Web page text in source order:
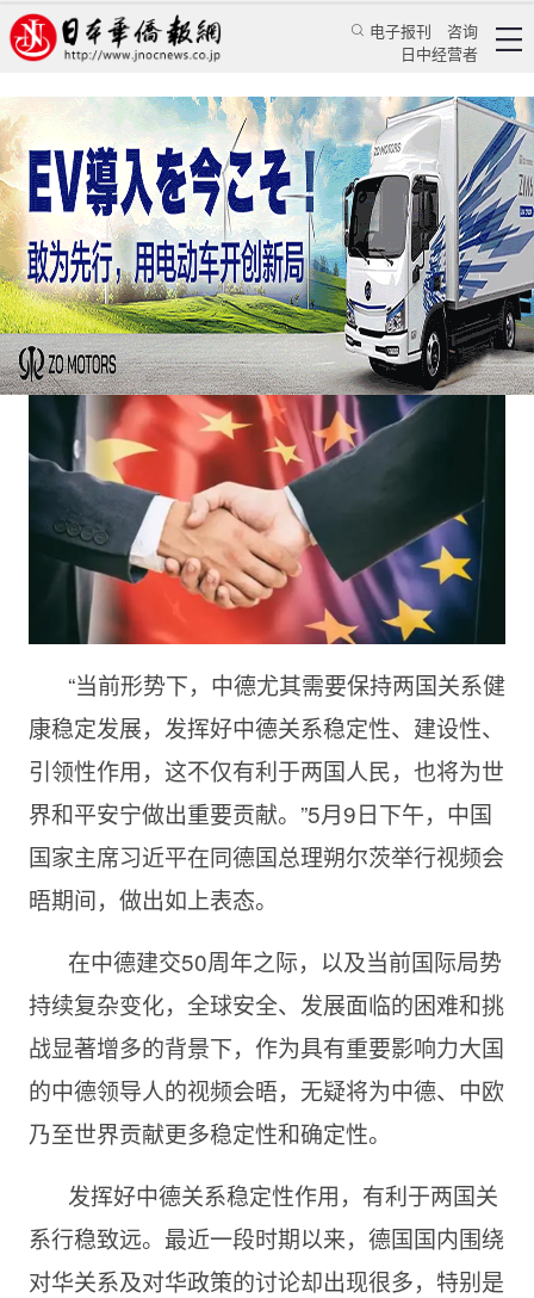
电子报刊
咨询
日中经营者
中德、中欧关系的底色是合作伙伴
李杨 评论 国际视角
日本华侨报 2022/5/12 17:59:57
“当前形势下，中德尤其需要保持两国关系健
康稳定发展，发挥好中德关系稳定性、建设性、
引领性作用，这不仅有利于两国人民，也将为世
界和平安宁做出重要贡献。”5月9日下午，中国
国家主席习近平在同德国总理朔尔茨举行视频会
晤期间，做出如上表态。
在中德建交50周年之际，以及当前国际局势
持续复杂变化，全球安全、发展面临的困难和挑
战显著增多的背景下，作为具有重要影响力大国
的中德领导人的视频会晤，无疑将为中德、中欧
乃至世界贡献更多稳定性和确定性。
发挥好中德关系稳定性作用，有利于两国关
系行稳致远。最近一段时期以来，德国国内围绕
对华关系及对华政策的讨论却出现很多，特别是